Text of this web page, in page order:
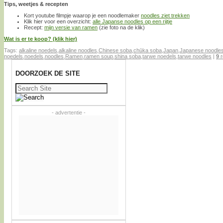
Tips, weetjes & recepten
Kort youtube filmpje waarop je een noodlemaker noodles ziet trekken
Klik hier voor een overzicht: alle Japanse noodles op een rijtje
Recept: mijn versie van ramen (zie foto na de klik)
Wat is er te koop? (klik hier)
Tags: alkaline noedels alkaline noodles Chinese soba chūka soba Japan Japanese noodles
noedels noedels noodles Ramen ramen soup shina soba tarwe noedels tarwe noodles | 9
DOORZOEK DE SITE
Zoeken
naar:
- advertentie -